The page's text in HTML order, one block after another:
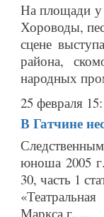
На площади у
Хороводы,
сцене
района,
народных
25 февраля
В Гатчине
юноша 2005
30, часть 1
Маркса г. ...